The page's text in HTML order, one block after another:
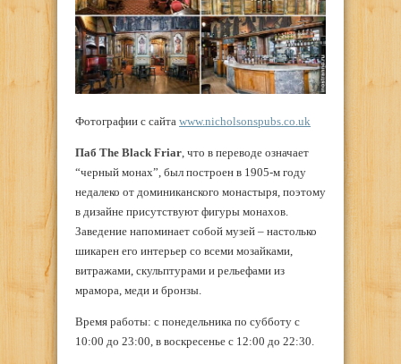
Фотографии с сайта www.nicholsonspubs.co.uk
Паб The Black Friar , что в переводе означает
“черный монах”, был построен в 1905-м году
недалеко от доминиканского монастыря, поэтому
в дизайне присутствуют фигуры монахов.
Заведение напоминает собой музей – настолько
шикарен его интерьер со всеми мозайками,
витражами, скульптурами и рельефами из
мрамора, меди и бронзы.
Время работы: с понедельника по субботу с
10:00 до 23:00, в воскресенье с 12:00 до 22:30.